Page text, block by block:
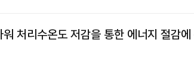
워 처리수온도 저감을 통한 에너지 절감